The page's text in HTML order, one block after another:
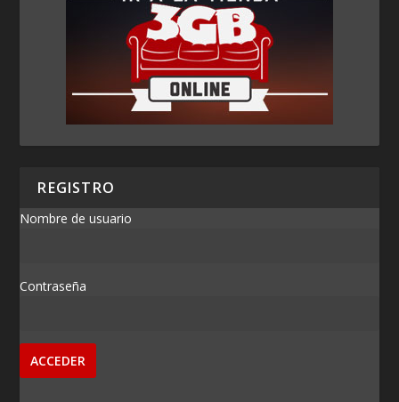
REGISTRO
Nombre de usuario
Contraseña